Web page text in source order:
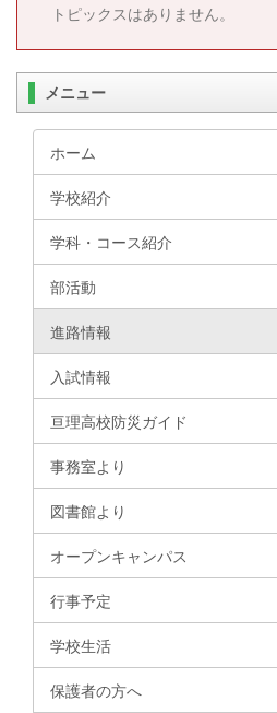
トピックスはありません。
メニュー
ホーム
学校紹介
学科・コース紹介
部活動
進路情報
入試情報
亘理高校防災ガイド
事務室より
図書館より
オープンキャンパス
行事予定
学校生活
保護者の方へ